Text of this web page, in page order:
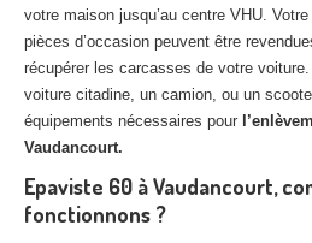
votre maison jusqu’au centre VHU.
pièces d’occasion peuvent être
récupérer les carcasses de votre
voiture citadine, un camion, ou un
équipements nécessaires pour
Vaudancourt.
Epaviste 60 à Vaudancourt,
fonctionnons ?